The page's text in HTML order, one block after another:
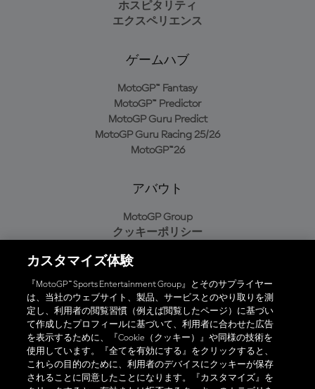
ホスピタリティ
エクスペリエンス
ゲームハブ
MotoGP™ Fantasy
MotoGP™ Predictor
MotoGP Guru Predict
MotoGP Guru Racing 25/26
MotoGP™26
アバウト
MotoGP Group
クッキーポリシー
プライバシーポリシー
購入ポリシー
オフィシャルアプリ
カスタマイズ体験
『MotoGP™ Sports Entertainment Group』とそのサプライヤー
は、当社のウェブサイト、製品、サービスとのやり取りを測
定し、利用者の閲覧習慣（例えば閲覧したページ）に基づい
て作成したプロフィールに基づいて、利用者に合わせた広告
を表示するために、『Cookie（クッキー）』や同様の技術を
使用しています。『全てを有効にする』をクリックすると、
これらの目的のために、利用者のデバイスにクッキーが保存
されることに同意したことになります。『カスタマイズ』を